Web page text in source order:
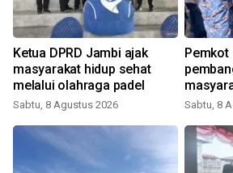
Ketua DPRD Jambi ajak
masyarakat hidup sehat
melalui olahraga padel
Sabtu, 8 Agustus 2026
Pemkot
Bahagia
Sabtu, 8